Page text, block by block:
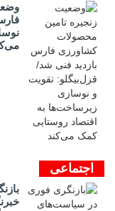
اجتماعی